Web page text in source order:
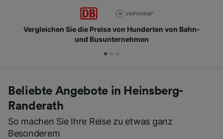
Vergleichen Sie die Preise von Hunderten von Bahn-
und Busunternehmen
Beliebte Angebote in Heinsberg-
Randerath
So machen Sie Ihre Reise zu etwas ganz
Besonderem